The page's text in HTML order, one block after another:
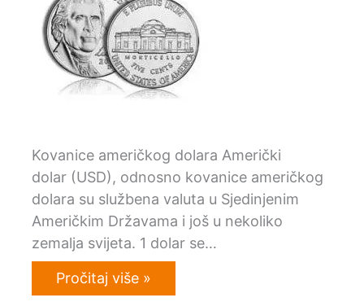
Kovanice američkog dolara Američki
dolar (USD), odnosno kovanice američkog
dolara su službena valuta u Sjedinjenim
Američkim Državama i još u nekoliko
zemalja svijeta. 1 dolar se…
Pročitaj više »